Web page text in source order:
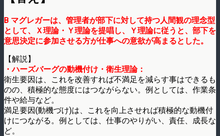
B マグレガーは、管理者が部下に対して持つ人間観の理念型
として、Ｘ理論・Ｙ理論を提唱­し、Ｙ理論に従うと、部下を
意思決定に参加させる方が仕事への意欲が高まるとした。
【解説】
・ハーズバーグの動機付け・衛生理論：
衛生要因は、これを改善すれば不満足を減らす事はできるも
のの、積極的な態度にはつながらない。例としては、作業条
件や給与など。
満足要因(動機づけ)は、これを向上させれば積極的な動機付
けにつながる。例としては、仕事のやりがい、責任、成長な
ど。